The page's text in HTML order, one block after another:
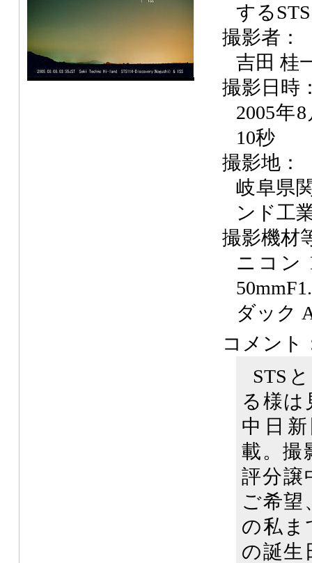
する
撮影者：
吉田 桂
撮影日時
2005年
10秒
撮影地：
岐阜県
ンド工
撮影機材
ニコン
ダック
コメント
STS
る様は
中日
載。撮
評分譲
ご希望
の私ま
の誕生